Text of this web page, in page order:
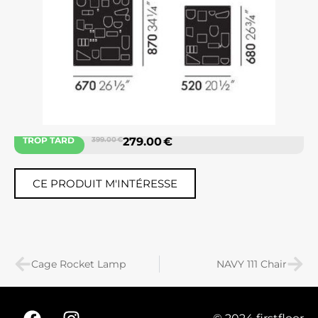
TROP TARD 399.00 €279.00 €
CE PRODUIT M'INTÉRESSE
Cage Rocket Lamp NAVY 111 Chair